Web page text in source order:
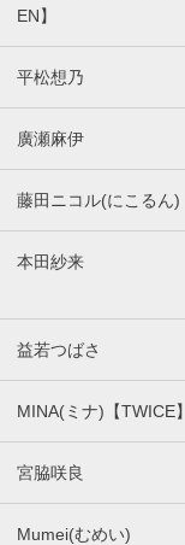
EN】
平松想乃
廣瀬麻伊
藤田ニコル(にこるん)
本田紗来
益若つばさ
MINA(ミナ)【TWICE】
宮脇咲良
Mumei(むめい)